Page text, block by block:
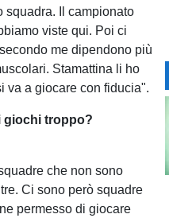
squadra. Il campionato
viste qui. Poi ci
me dipendono più
Stamattina li ho
va a giocare con fiducia".
giochi troppo?
che non sono
Ci sono però squadre
permesso di giocare